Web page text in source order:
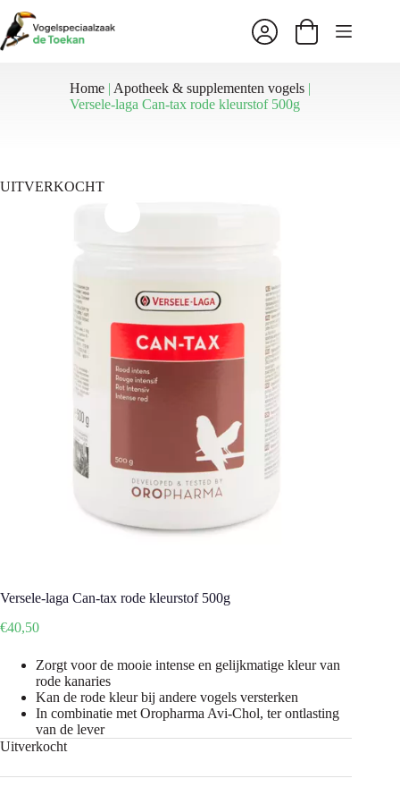
naar
de
inhoud
Winkelwagen
Home | Apotheek & supplementen vogels |
Versele-laga Can-tax rode kleurstof 500g
UITVERKOCHT
Versele-laga Can-tax rode kleurstof 500g
€40,50
Zorgt voor de mooie intense en gelijkmatige kleur van
rode kanaries
Kan de rode kleur bij andere vogels versterken
In combinatie met Oropharma Avi-Chol, ter ontlasting
van de lever
Uitverkocht